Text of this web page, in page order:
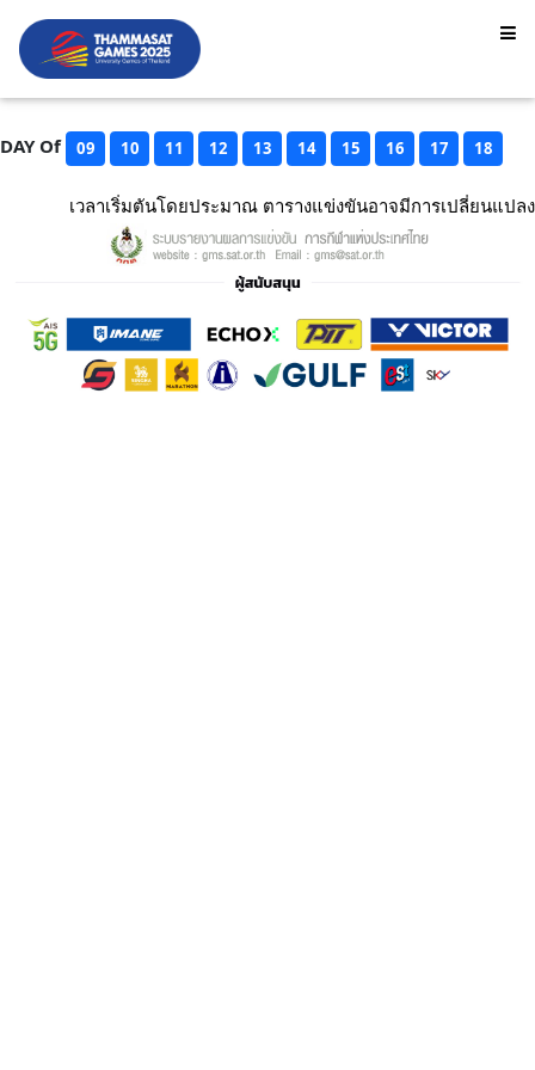
DAY Of 09 10 11 12 13 14 15 16 17 18
เวลาเริ่มตันโดยประมาณ ตารางแข่งขันอาจมีการเปลี่ยนแปลง